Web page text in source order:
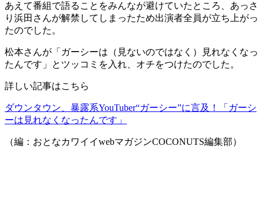
あえて番組で語ることをみんなが避けていたところ、あっさ
り浜田さんが解禁してしまったため出演者全員が立ち上がっ
たのでした。
松本さんが「ガーシーは（見ないのではなく）見れなくなっ
たんです」とツッコミを入れ、オチをつけたのでした。
詳しい記事はこちら
ダウンタウン、暴露系YouTuber“ガーシー”に言及！「ガーシ
ーは見れなくなったんです」
（編：おとなカワイイwebマガジンCOCONUTS編集部）